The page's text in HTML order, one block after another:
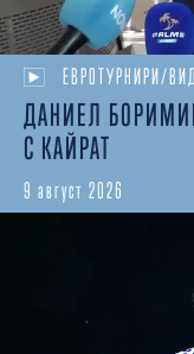
ЕВРОТУРНИРИ/
ДАНИЕЛ
С КАЙРАТ
9 август 2026